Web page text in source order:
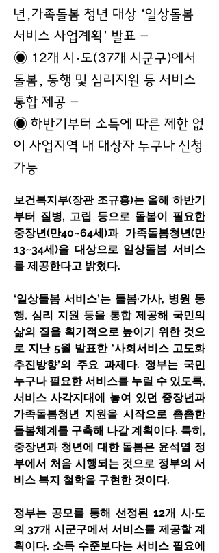
년,가족돌봄 청년 대상 ‘일상돌봄
서비스 사업계획’ 발표 -
◉ 12개 시·도(37개 시군구)에서
돌봄, 동행 및 심리지원 등 서비스
통합 제공 -
◉ 하반기부터 소득에 따른 제한 없
이 사업지역 내 대상자 누구나 신청
가능
보건복지부(장관 조규홍)는 올해 하반기
부터 질병, 고립 등으로 돌봄이 필요한
중장년(만40~64세)과 가족돌봄청년(만
13~34세)을 대상으로 일상돌봄 서비스
를 제공한다고 밝혔다.
‘일상돌봄 서비스’는 돌봄·가사, 병원 동
행, 심리 지원 등을 통합 제공해 국민의
삶의 질을 획기적으로 높이기 위한 것으
로 지난 5월 발표한 ‘사회서비스 고도화
추진방향’의 주요 과제다. 정부는 국민
누구나 필요한 서비스를 누릴 수 있도록,
서비스 사각지대에 놓여 있던 중장년과
가족돌봄청년 지원을 시작으로 촘촘한
돌봄체계를 구축해 나갈 계획이다. 특히,
중장년과 청년에 대한 돌봄은 윤석열 정
부에서 처음 시행되는 것으로 정부의 서
비스 복지 철학을 구현한 것이다.
정부는 공모를 통해 선정된 12개 시·도
의 37개 시군구에서 서비스를 제공할 계
획이다. 소득 수준보다는 서비스 필요에